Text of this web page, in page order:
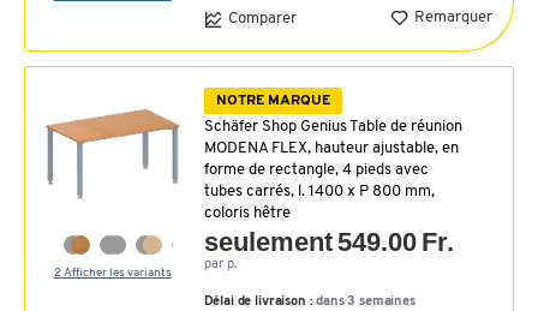
Comparer Remarquer
2 Afficher les variants
NOTRE MARQUE
Schäfer Shop Genius Table de réunion
MODENA FLEX, hauteur ajustable, en
forme de rectangle, 4 pieds avec
tubes carrés, l. 1400 x P 800 mm,
coloris hêtre
seulement 549.00 Fr.
par p.
Délai de livraison :dans 3 semaines